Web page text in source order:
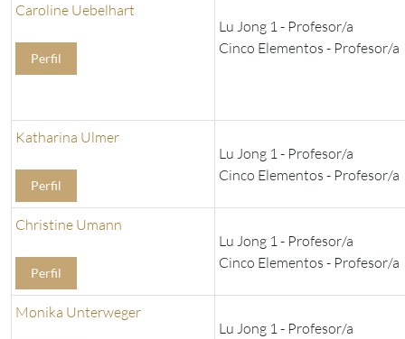
Caroline Uebelhart
Perfil
Lu Jong 1 - Profesor/a
Cinco Elementos - Profesor/a
Katharina Ulmer
Perfil
Lu Jong 1 - Profesor/a
Cinco Elementos - Profesor/a
Christine Umann
Perfil
Lu Jong 1 - Profesor/a
Cinco Elementos - Profesor/a
Monika Unterweger
Lu Jong 1 - Profesor/a